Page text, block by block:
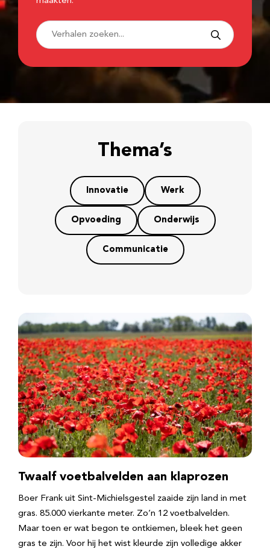
Thema’s
Innovatie Werk
Opvoeding Onderwijs
Communicatie
Twaalf voetbalvelden aan klaprozen
Boer Frank uit Sint-Michielsgestel zaaide zijn land in met
gras. 85.000 vierkante meter. Zo’n 12 voetbalvelden.
Maar toen er wat begon te ontkiemen, bleek het geen
gras te zijn. Voor hij het wist kleurde zijn volledige akker